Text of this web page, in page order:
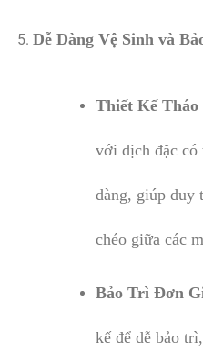
Dễ Dàng Vệ Sinh và
Thiết Kế Tháo
với dịch đặc có
dàng, giúp duy
chéo giữa các
Bảo Trì Đơn
kế để dễ bảo